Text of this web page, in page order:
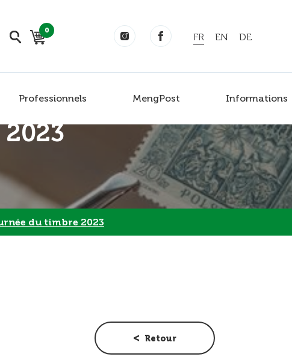
Professionnels MengPost Informations
0
FR EN DE
du timbre 2023
Retour